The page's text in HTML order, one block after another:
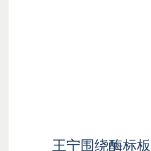
王宁围绕酶标